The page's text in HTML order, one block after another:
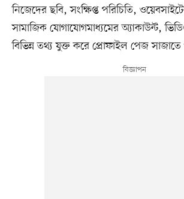
নিজেদের ছবি, সংক্ষিপ্ত পরিচিতি,
সামাজিক যোগাযোগমাধ্যমের অ্যাকাউন্ট,
বিভিন্ন তথ্য যুক্ত করে প্রোফাইল পেজ সাজাতে